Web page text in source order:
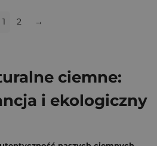
1 2 →
ciemne:
i ekologiczny